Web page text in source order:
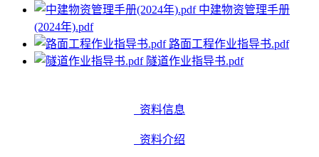
中建物资管理手册
(2024年).pdf
路面工程作业指导书.pdf
隧道作业指导书.pdf
资料信息
资料介绍